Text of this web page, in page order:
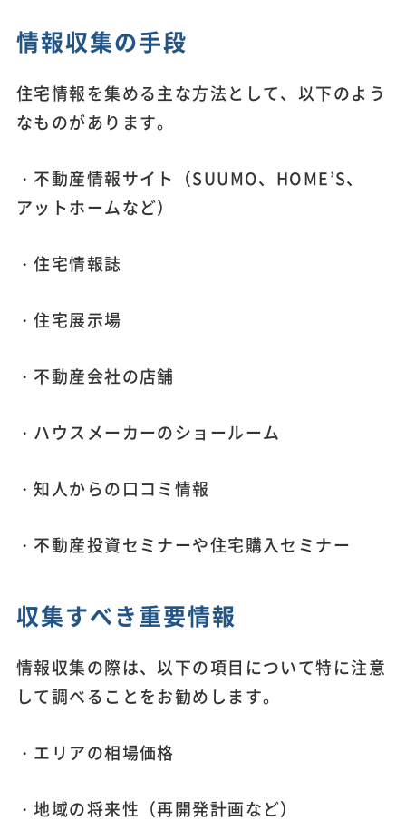
情報収集の手段
住宅情報を集める主な方法として、以下のよう
なものがあります。
・不動産情報サイト（SUUMO、HOME’S、
アットホームなど）
・住宅情報誌
・住宅展示場
・不動産会社の店舗
・ハウスメーカーのショールーム
・知人からの口コミ情報
・不動産投資セミナーや住宅購入セミナー
収集すべき重要情報
情報収集の際は、以下の項目について特に注意
して調べることをお勧めします。
・エリアの相場価格
・地域の将来性（再開発計画など）